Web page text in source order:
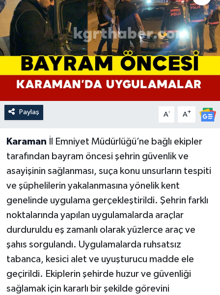
Paylaş A- A+
Karaman
İl Emniyet Müdürlüğü’ne bağlı ekipler
tarafından bayram öncesi şehrin güvenlik ve
asayişinin sağlanması, suça konu unsurların tespiti
ve şüphelilerin yakalanmasına yönelik kent
genelinde uygulama gerçekleştirildi. Şehrin farklı
noktalarında yapılan uygulamalarda araçlar
durduruldu eş zamanlı olarak yüzlerce araç ve
şahıs sorgulandı. Uygulamalarda ruhsatsız
tabanca, kesici alet ve uyuşturucu madde ele
geçirildi. Ekiplerin şehirde huzur ve güvenliği
sağlamak için kararlı bir şekilde görevini